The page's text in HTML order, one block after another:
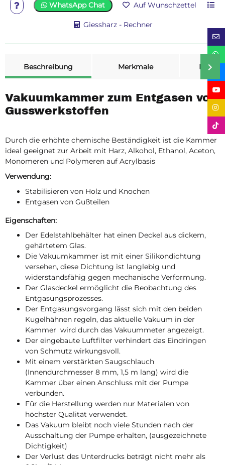
WhatsApp Chat Auf Wunschzettel
Giessharz - Rechner
Beschreibung
Merkmale
Vakuumkammer zum Entgasen von
Gusswerkstoffen
Durch die erhöhte chemische Beständigkeit ist die Kammer
ideal geeignet zur Arbeit mit Harz, Alkohol, Ethanol, Aceton,
Monomeren und Polymeren auf Acrylbasis
Verwendung:
Stabilisieren von Holz und Knochen
Entgasen von Gußteilen
Eigenschaften:
Der Edelstahlbehälter hat einen Deckel aus dickem,
gehärtetem Glas.
Die Vakuumkammer ist mit einer Silikondichtung
versehen, diese Dichtung ist langlebig und
widerstandsfähig gegen mechanische Verformung.
Der Glasdeckel ermöglicht die Beobachtung des
Entgasungsprozesses.
Der Entgasungsvorgang lässt sich mit den beiden
Kugelhähnen regeln, das aktuelle Vakuum in der
Kammer wird durch das Vakuummeter angezeigt.
Der eingebaute Luftfilter verhindert das Eindringen
von Schmutz wirkungsvoll.
Mit einem verstärkten Saugschlauch
(Innendurchmesser 8 mm, 1,5 m lang) wird die
Kammer über einen Anschluss mit der Pumpe
verbunden.
Für die Herstellung werden nur Materialen von
höchster Qualität verwendet.
Das Vakuum bleibt noch viele Stunden nach der
Ausschaltung der Pumpe erhalten, (ausgezeichnete
Dichtigkeit)
Der Verlust des Unterdrucks beträgt nicht mehr als